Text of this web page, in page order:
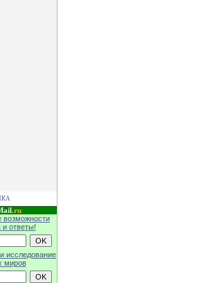
.ru
возможности
и ответы!
исследование
миров